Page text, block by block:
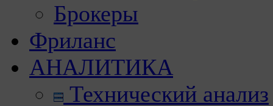
Брокеры
Фриланс
АНАЛИТИКА
Технический анализ